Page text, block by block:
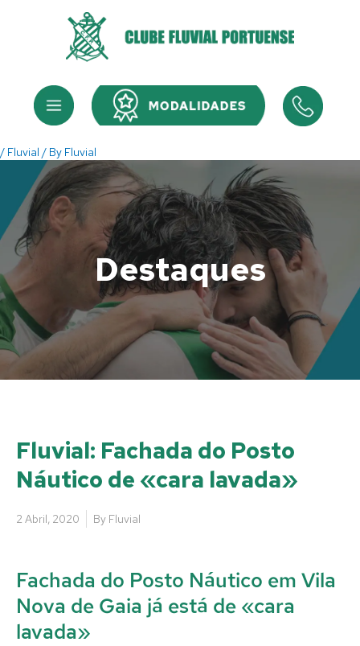
Menu Menu
/ Fluvial / By Fluvial
Destaques
Fluvial: Fachada do Posto
Náutico de «cara lavada»
2 Abril, 2020 By Fluvial
Fachada do Posto Náutico em Vila
Nova de Gaia já está de «cara
lavada»